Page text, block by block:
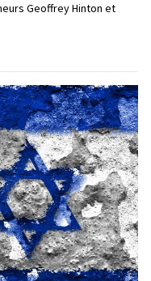
Geoffrey Hinton et